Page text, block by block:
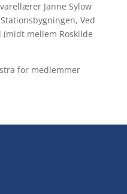
Janne Sylow
Ved
(midt mellem Roskilde
for medlemmer